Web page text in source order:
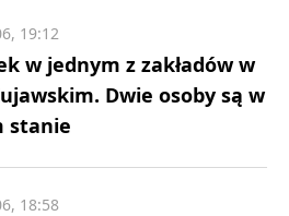
w jednym z zakładów w
Dwie osoby są w
stanie
19:12
18:58